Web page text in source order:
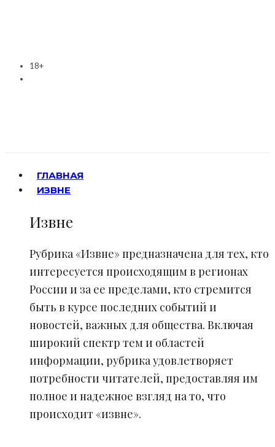
18+
ГЛАВНАЯ
ИЗВНЕ
Извне
Рубрика «Извне» предназначена для тех, кто
интересуется происходящим в регионах
России и за ее пределами, кто стремится
быть в курсе последних событий и
новостей, важных для общества. Включая
широкий спектр тем и областей
информации, рубрика удовлетворяет
потребности читателей, предоставляя им
полное и надежное взгляд на то, что
происходит «извне».